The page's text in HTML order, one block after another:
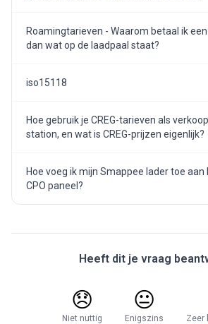
Roamingtarieven - Waarom betaal ik
dan wat op de laadpaal staat?
iso15118
Hoe gebruik je CREG-tarieven als
station, en wat is CREG-prijzen eigenlijk?
Hoe voeg ik mijn Smappee lader toe
CPO paneel?
Heeft dit je vraag
😞
Niet nuttig
😐
Enigszins Zeer